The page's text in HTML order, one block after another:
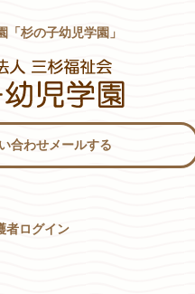
「杉の子幼児学園」
者ログイン
合わせメールする